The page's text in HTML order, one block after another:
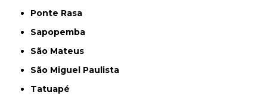
Ponte Rasa
Sapopemba
São Mateus
São Miguel Paulista
Tatuapé